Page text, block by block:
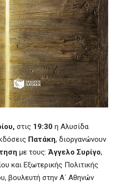
στις 19:30η Αλυσίδα
Πατάκη, διοργανώνουν
με τους: Άγγελο Συρίγο,
και Εξωτερικής Πολιτικής
βουλευτή στην Α΄ Αθηνών